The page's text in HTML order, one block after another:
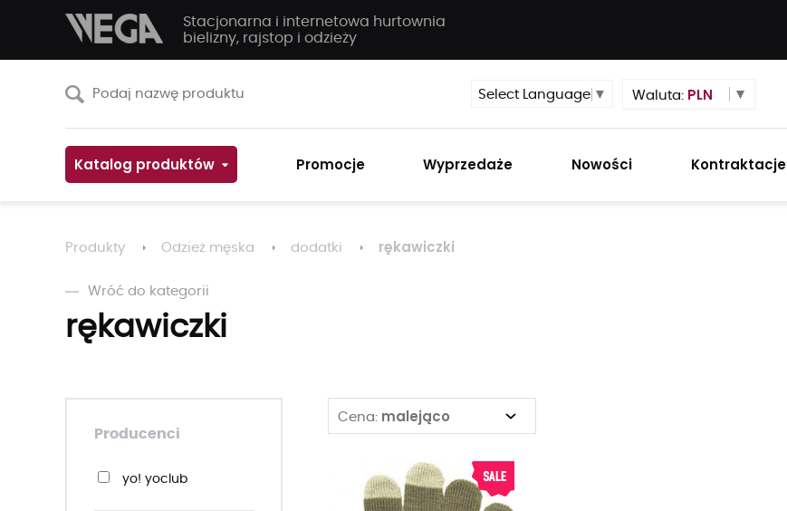
Stacjonarna i internetowa hurtownia
bielizny, rajstop i odzieży
Select Language ▼ Waluta: PLN
Katalog produktów Promocje Wyprzedaże Nowości Kontraktacje
Produkty Odzież męska dodatki rękawiczki
Wróć do kategorii
rękawiczki
Producenci
yo! yoclub
Cena: malejąco